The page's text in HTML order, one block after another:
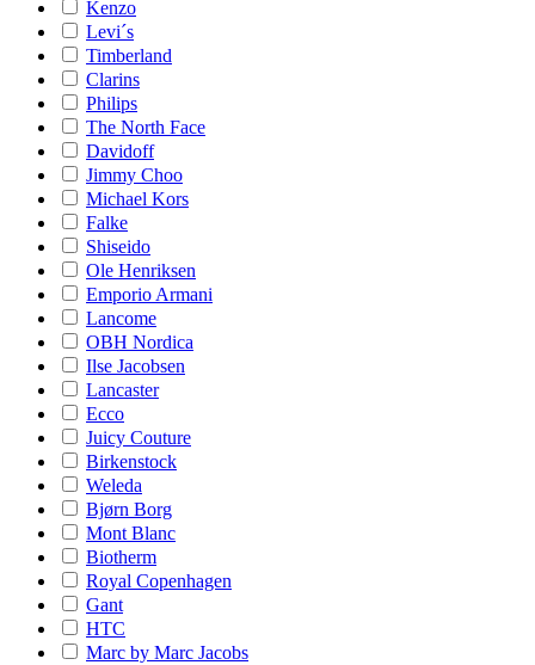
Kenzo
Levi´s
Timberland
Clarins
Philips
The North Face
Davidoff
Jimmy Choo
Michael Kors
Falke
Shiseido
Ole Henriksen
Emporio Armani
Lancome
OBH Nordica
Ilse Jacobsen
Lancaster
Ecco
Juicy Couture
Birkenstock
Weleda
Bjørn Borg
Mont Blanc
Biotherm
Royal Copenhagen
Gant
HTC
Marc by Marc Jacobs